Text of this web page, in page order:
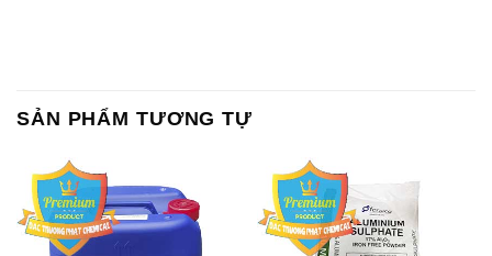
SẢN PHẨM TƯƠNG TỰ